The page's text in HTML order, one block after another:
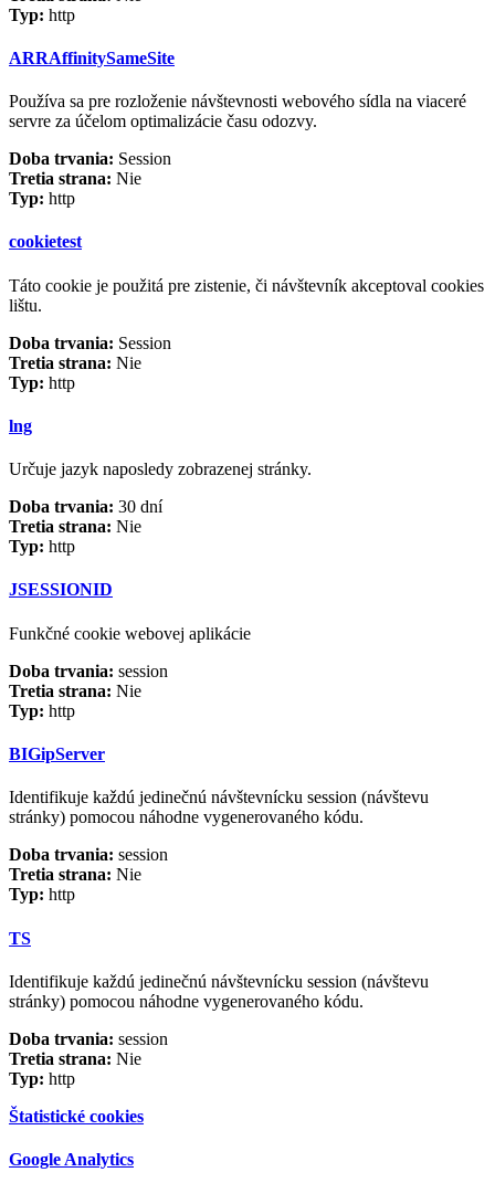
Typ: http
ARRAffinitySameSite
Používa sa pre rozloženie návštevnosti webového sídla na viaceré
servre za účelom optimalizácie času odozvy.
Doba trvania: Session
Tretia strana: Nie
Typ: http
cookietest
Táto cookie je použitá pre zistenie, či návštevník akceptoval cookies
lištu.
Doba trvania: Session
Tretia strana: Nie
Typ: http
lng
Určuje jazyk naposledy zobrazenej stránky.
Doba trvania: 30 dní
Tretia strana: Nie
Typ: http
JSESSIONID
Funkčné cookie webovej aplikácie
Doba trvania: session
Tretia strana: Nie
Typ: http
BIGipServer
Identifikuje každú jedinečnú návštevnícku session (návštevu
stránky) pomocou náhodne vygenerovaného kódu.
Doba trvania: session
Tretia strana: Nie
Typ: http
TS
Identifikuje každú jedinečnú návštevnícku session (návštevu
stránky) pomocou náhodne vygenerovaného kódu.
Doba trvania: session
Tretia strana: Nie
Typ: http
Štatistické cookies
Google Analytics